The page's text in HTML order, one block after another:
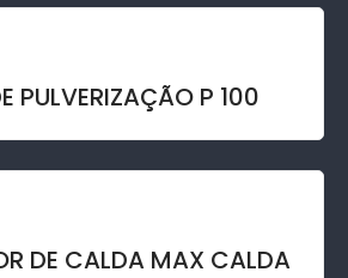
PULVERIZAÇÃO P 100
DE CALDA MAX CALDA